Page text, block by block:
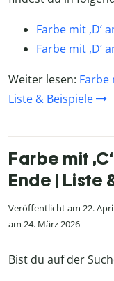
Farbe mit ,D‘
Farbe mit ,D‘
Weiter lesen: Farbe
Liste & Beispiele
Farbe mit
Ende | Liste
Veröffentlicht am 22.
am 24. März 2026
Bist du auf der